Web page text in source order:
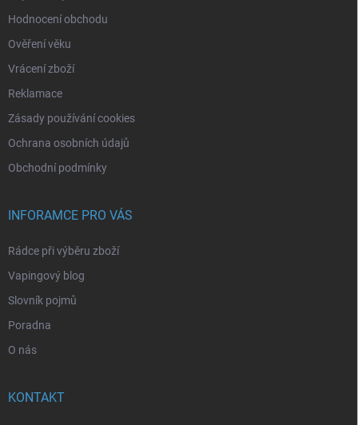
Hodnocení obchodu
Ověření věku
Vrácení zboží
Reklamace
Zásady používání cookies
Ochrana osobních údajů
Obchodní podmínky
INFORAMCE PRO VÁS
Rádce při výběru zboží
Vapingový blog
Slovník pojmů
Poradna
O nás
KONTAKT